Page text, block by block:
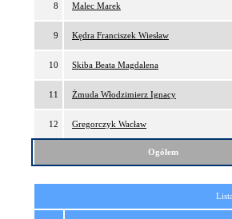
8 Malec Marek
9 Kędra Franciszek Wiesław
10 Skiba Beata Magdalena
11 Żmuda Włodzimierz Ignacy
12 Gregorczyk Wacław
Ogółem